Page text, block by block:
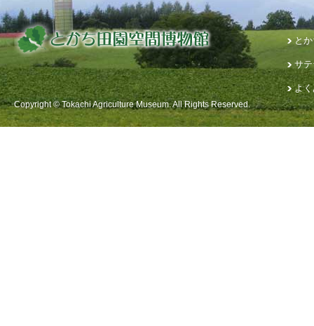
と
サ
よ
Copyright © Tokachi Agriculture Museum. All Rights Reserved.